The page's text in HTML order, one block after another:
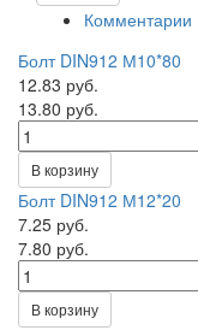
Комментарии
Болт DIN912 М10*80
12.83 руб.
13.80 руб.
В корзину
Болт DIN912 М12*20
7.25 руб.
7.80 руб.
В корзину